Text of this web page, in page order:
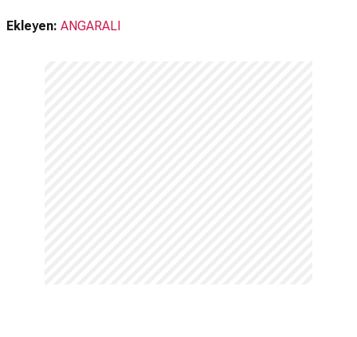
Ekleyen: ANGARALI